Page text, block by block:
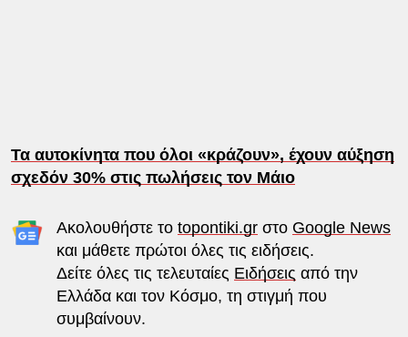
Τα αυτοκίνητα που όλοι «κράζουν», έχουν αύξηση
σχεδόν 30% στις πωλήσεις τον Μάιο
Ακολουθήστε το topontiki.grστο Google News
και μάθετε πρώτοι όλες τις ειδήσεις.
Δείτε όλες τις τελευταίες Ειδήσεις από την
Ελλάδα και τον Κόσμο, τη στιγμή που
συμβαίνουν.